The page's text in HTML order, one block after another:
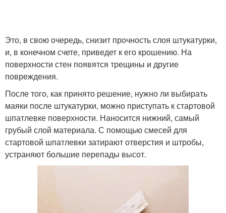
Это, в свою очередь, снизит прочность слоя штукатурки,
и, в конечном счете, приведет к его крошению. На
поверхности стен появятся трещины и другие
повреждения.
После того, как принято решение, нужно ли выбирать
маяки после штукатурки, можно приступать к стартовой
шпатлевке поверхности. Наносится нижний, самый
грубый слой материала. С помощью смесей для
стартовой шпатлевки затирают отверстия и штробы,
устраняют большие перепады высот.